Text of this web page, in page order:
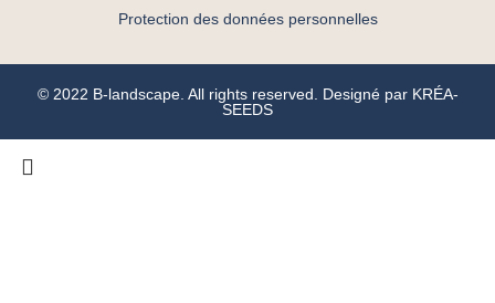
Protection des données personnelles
© 2022 B-landscape. All rights reserved. Designé par KRÉA-
SEEDS